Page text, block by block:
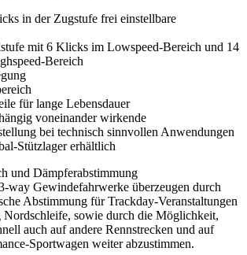
in der Zugstufe frei einstellbare
mit 6 Klicks im Lowspeed-Bereich und 14
Bereich
für lange Lebensdauer
voneinander wirkende
bei technisch sinnvollen Anwendungen
Stützlager erhältlich
und Dämpferabstimmung
way Gewindefahrwerke überzeugen durch
Abstimmung für Trackday-Veranstaltungen
sowie durch die Möglichkeit,
auch auf andere Rennstrecken und auf
Sportwagen weiter abzustimmen.